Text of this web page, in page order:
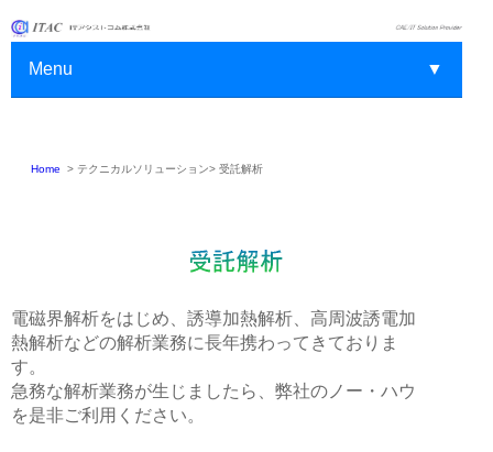
Menu ▼
Home > テクニカルソリューション> 受託解析
電磁界解析をはじめ、誘導加熱解析、高周波誘電加
熱解析などの解析業務に長年携わってきておりま
す。
急務な解析業務が生じましたら、弊社のノー・ハウ
を是非ご利用ください。